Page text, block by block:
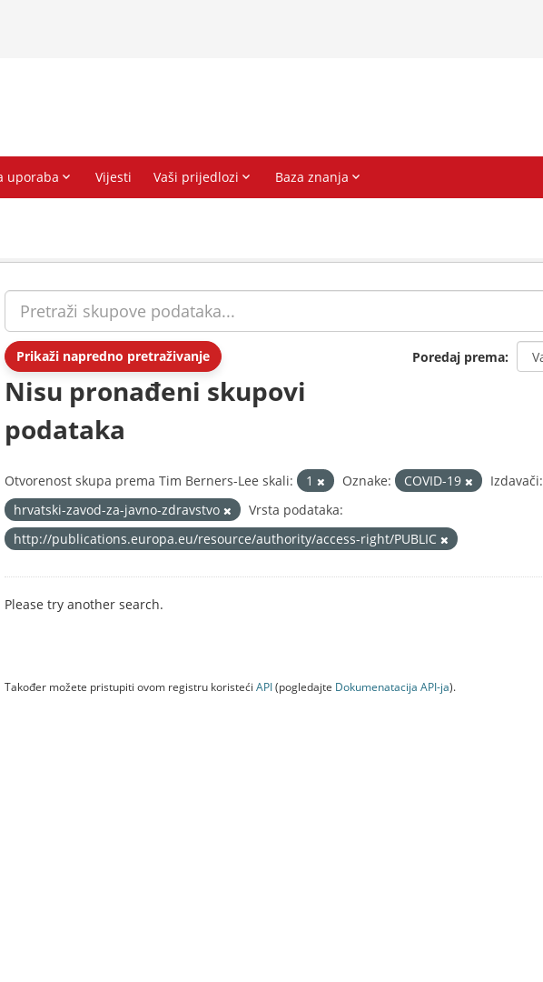
Prikaži napredno pretraživanje Poredaj prema
Nisu pronađeni skupovi
podataka
Otvorenost skupa prema Tim Berners-Lee skali: 1 Oznake: COVID-19
Izdavači:
hrvatski-zavod-za-javno-zdravstvo
Vrsta podataka:
http://publications.europa.eu/resource/authority/access-right/PUBLIC
Please try another search.
Također možete pristupiti ovom registru koristeći API(pogledajte Dokumenаtаcijа API-jа).